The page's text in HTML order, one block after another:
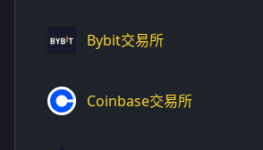
Bybit交易所
Coinbase交易所